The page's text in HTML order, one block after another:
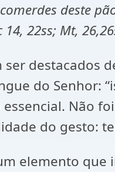
deste
14, 22ss; Mt,
destacados
do Senhor:
Não
do gesto:
elemento que